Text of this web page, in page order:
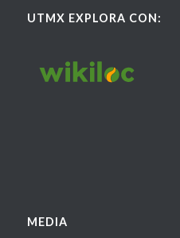
UTMX EXPLORA CON:
MEDIA